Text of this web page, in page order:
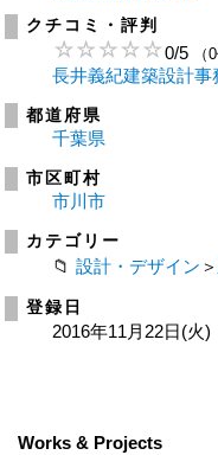
クチコミ・評判
0/5
長井義紀建築設計事
都道府県
千葉県
市区町村
市川市
カテゴリー
設計・デザイン ＞
登録日
2016年11月22日(火)
Works & Projects